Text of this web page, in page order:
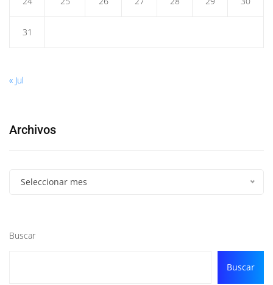
31
« Jul
Archivos
Seleccionar mes
Buscar
Buscar